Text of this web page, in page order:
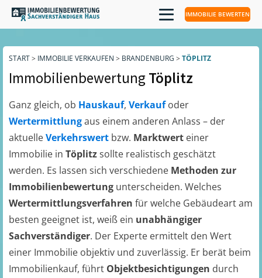
IMMOBILIE BEWERTEN
START> IMMOBILIE VERKAUFEN > BRANDENBURG > TÖPLITZ
ImmobilienbewertungTöplitz
Ganz gleich, ob Hauskauf, Verkaufoder
Wertermittlungaus einem anderen Anlass – der
aktuelleVerkehrswert bzw. Marktwert einer
Immobilie in Töplitzsollte realistisch geschätzt
werden. Es lassen sich verschiedene Methoden zur
Immobilienbewertung unterscheiden. Welches
Wertermittlungsverfahren für welche Gebäudeart am
besten geeignet ist, weiß ein unabhängiger
Sachverständiger. Der Experte ermittelt den Wert
einer Immobilie objektiv und zuverlässig. Er berät beim
Immobilienkauf, führt Objektbesichtigungen durch